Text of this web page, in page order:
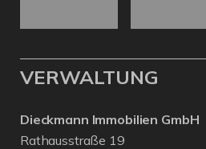
VERWALTUNG
Dieckmann Immobilien GmbH
Rathausstraße 19